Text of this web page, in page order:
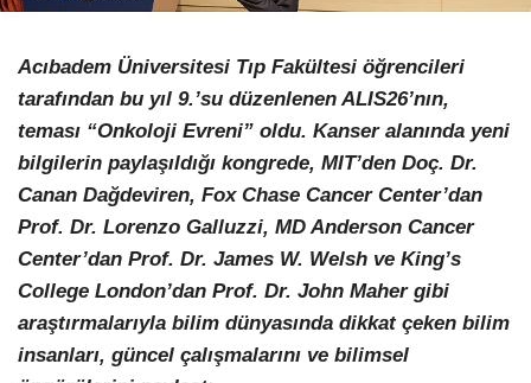
Acıbadem Üniversitesi Tıp Fakültesi öğrencileri
tarafından bu yıl 9.’su düzenlenen ALIS26’nın,
teması “Onkoloji Evreni” oldu. Kanser alanında yeni
bilgilerin paylaşıldığı kongrede, MIT’den Doç. Dr.
Canan Dağdeviren, Fox Chase Cancer Center’dan
Prof. Dr. Lorenzo Galluzzi, MD Anderson Cancer
Center’dan Prof. Dr. James W. Welsh ve King’s
College London’dan Prof. Dr. John Maher gibi
araştırmalarıyla bilim dünyasında dikkat çeken bilim
insanları, güncel çalışmalarını ve bilimsel